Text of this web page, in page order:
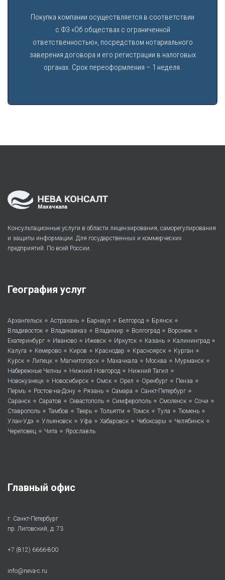
Покупка компании осуществляется в соответствии
с ФЗ «Об обществах с ограниченной
ответственностью», посредством нотариального
заверения договора и его регистрации в налоговых
органах. Срок переоформления – 1 неделя.
Махачкала
Консультационные услуги в области лицензирования, саморегулирования
и защиты информации. Для государственных и коммерческих
предприятий. По всей России.
География услуг
Архангельск • Астрахань • Барнаул • Белгород • Брянск •
Владивосток • Владикавказ • Владимир • Волгоград • Воронеж •
Екатеринбург • Иваново • Ижевск • Иркутск • Казань • Калининград •
Калуга • Кемерово • Киров • Краснодар • Красноярск • Курган •
Курск • Липецк • Магнитогорск • Махачкала • Москва • Мурманск •
Набережные Челны • Нижний Новгород • Нижний Тагил •
Новокузнецк • Новосибирск • Омск • Орел • Оренбург • Пенза •
Пермь • Ростов-на-Дону • Рязань • Самара • Санкт-Петербург •
Саранск • Саратов • Севастополь • Симферополь • Смоленск • Сочи •
Ставрополь • Тамбов • Тверь • Тольятти • Томск • Тула • Тюмень •
Улан-Удэ • Ульяновск • Уфа • Хабаровск • Чебоксары • Челябинск •
Череповец • Чита • Ярославль
Главный офис
г. Санкт-Петербург
пр. Лиговский, д. 73
+7 (812) 6666-800
info@neva-c.ru